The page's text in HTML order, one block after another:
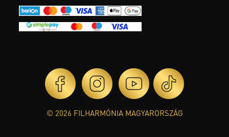
© 2026 FILHARMÓNIA MAGYARORSZÁG